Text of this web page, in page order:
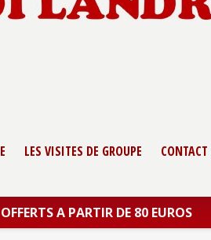
LES VISITES DE GROUPE
A PARTIR DE 80 EUROS